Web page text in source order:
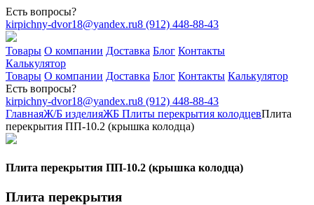
Есть вопросы?
kirpichny-dvor18@yandex.ru8 (912) 448-88-43
Товары О компании Доставка Блог Контакты
Калькулятор
Товары О компании Доставка Блог Контакты Калькулятор
Есть вопросы?
kirpichny-dvor18@yandex.ru8 (912) 448-88-43
ГлавнаяЖ/Б изделияЖБ Плиты перекрытия колодцевПлита
перекрытия ПП-10.2 (крышка колодца)
Плита перекрытия ПП-10.2 (крышка колодца)
Плита перекрытия